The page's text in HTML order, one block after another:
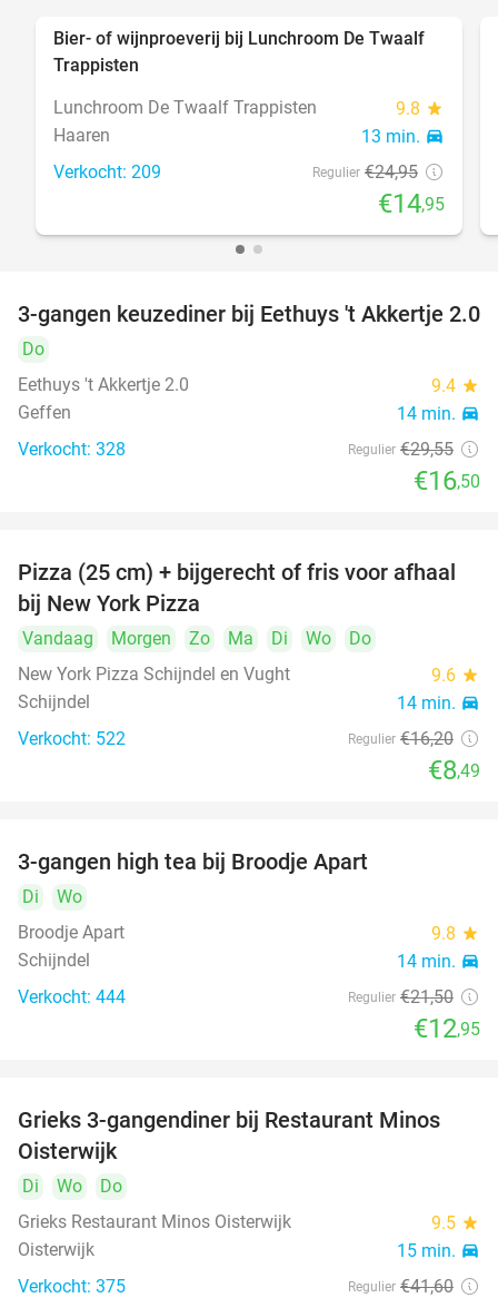
40%
Bier- of wijnproeverij bij Lunchroom De Twaalf
Trappisten
Lunchroom De Twaalf Trappisten
9.8 star
Haaren 13 min. directions_car
Verkocht: 209 Regulier €24,95
€14,95
44%
3-gangen keuzediner bij Eethuys 't Akkertje 2.0
Do
Eethuys 't Akkertje 2.0
9.4 star
Geffen 14 min. directions_car
Verkocht: 328 Regulier €29,55
€16,50
48%
Pizza (25 cm) + bijgerecht of fris voor afhaal
bij New York Pizza
Vandaag Morgen Zo Ma Di Wo
Do
New York Pizza Schijndel en Vught
9.6 star
Schijndel 14 min. directions_car
Verkocht: 522 Regulier €16,20
€8,49
3-gangen high tea bij Broodje Apart
Di
Wo
Broodje Apart
9.8 star
Schijndel 14 min. directions_car
Verkocht: 444 Regulier €21,50
€12,95
30%
Grieks 3-gangendiner bij Restaurant Minos
Oisterwijk
Di Wo
Do
Grieks Restaurant Minos Oisterwijk
9.5 star
Oisterwijk 15 min. directions_car
Verkocht: 375 Regulier €41,60